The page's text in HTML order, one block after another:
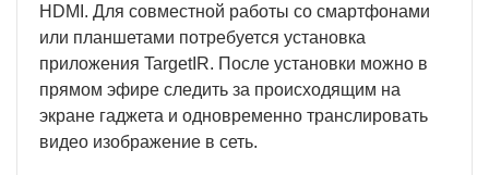
HDMI. Для совместной работы со смартфонами
или планшетами потребуется установка
приложения TargetIR. После установки можно в
прямом эфире следить за происходящим на
экране гаджета и одновременно транслировать
видео изображение в сеть.